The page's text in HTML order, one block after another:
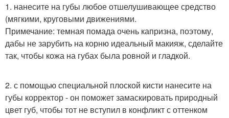
1. нанесите на губы любое отшелушивающее средство
(мягкими, круговыми движениями.
Примечание: темная помада очень капризна, поэтому,
дабы не зарубить на корню идеальный макияж, сделайте
так, чтобы кожа на губах была ровной и гладкой.
2. с помощью специальной плоской кисти нанесите на
губы корректор - он поможет замаскировать природный
цвет губ, чтобы тот не вступил в конфликт с оттенком